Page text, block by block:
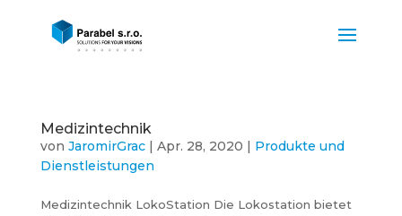
Medizintechnik
von JaromirGrac| Apr. 28, 2020 | Produkte und
Dienstleistungen
Medizintechnik LokoStation Die Lokostation bietet